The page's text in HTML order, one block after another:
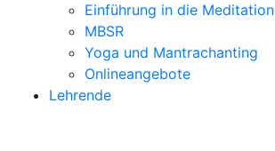
Einführung in die Meditation
MBSR
Yoga und Mantrachanting
Onlineangebote
Lehrende